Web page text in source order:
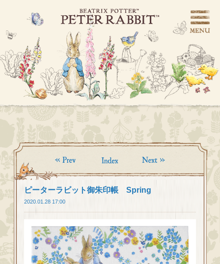
ピーターラビット御朱印帳 Spring
2020.01.28 17:00